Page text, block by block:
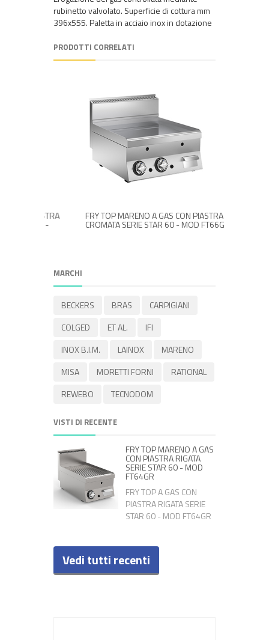
rubinetto valvolato. Superficie di cottura mm
396x555. Paletta in acciaio inox in dotazione
PRODOTTI CORRELATI
FRY TOP MARENO A GAS CON PIASTRA LISCIA
CROMATA SERIE STAR 60 - MOD FT66GLC
MARCHI
BECKERS BRAS
CARPIGIANI
COLGED
ET AL.
IFI
INOX B.I.M.
LAINOX
MARENO
MISA
MORETTI FORNI
RATIONAL
REWEBO
TECNODOM
VISTI DI RECENTE
FRY TOP MARENO A GAS
CON PIASTRA RIGATA
SERIE STAR 60 - MOD
FT64GR
FRY TOP A GAS CON
PIASTRA RIGATA SERIE
STAR 60 - MOD FT64GR
Vedi tutti recenti